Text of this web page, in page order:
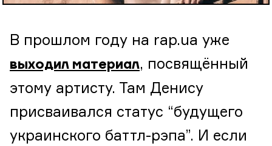
В прошлом году на rap.ua уже
выходил материал, посвящённый
этому артисту. Там Денису
присваивался статус “будущего
украинского баттл-рэпа”. И если